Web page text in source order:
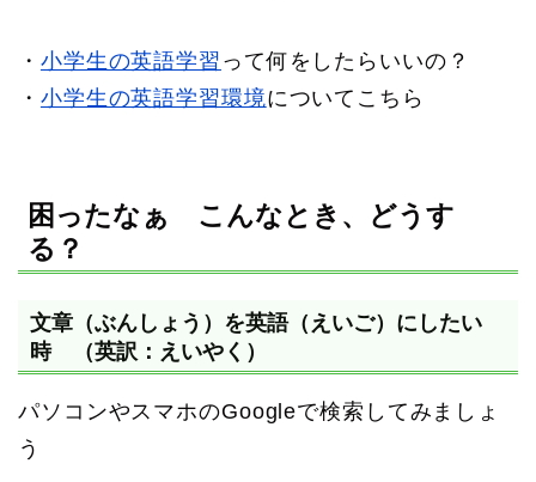
・ 小学生の英語学習 って何をしたらいいの？
・ 小学生の英語学習環境についてこちら
困ったなぁ こんなとき、どうす
る？
文章（ぶんしょう）を英語（えいご）にしたい
時 （英訳：えいやく）
パソコンやスマホのGoogleで検索してみましょ
う